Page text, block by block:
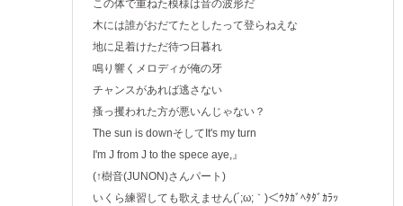
この体で重ねた模様は音の波形だ
木には誰がおだてたとしたって登らねえな
地に足着けただ待つ日暮れ
鳴り響くメロディが俺の牙
チャンスがあれば逃さない
搔っ攫われた方が悪いんじゃない？
The sun is downそしてIt's my turn
I'm J from J to the spece aye,』
(↑樹音(JUNON)さんパート)
いくら練習しても歌えません(´;ω;｀)＜ｳﾀｶﾞﾍﾀﾀﾞｶﾗｯ